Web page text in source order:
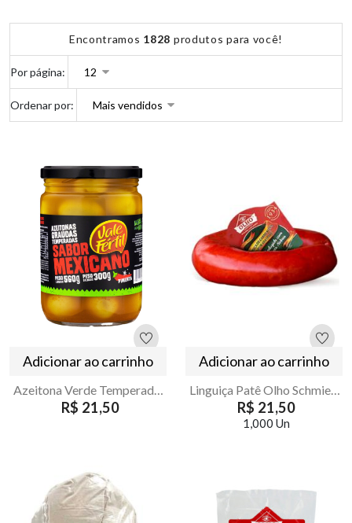
Encontramos 1828 produtos para você!
Por página:
Ordenar por:
Adicionar ao carrinho
R$ 21,50
Adicionar ao carrinho
R$ 21,50
1,000 Un